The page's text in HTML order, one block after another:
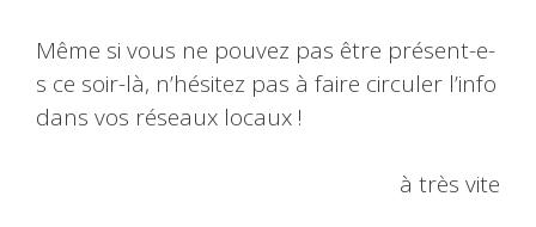
Même si vous ne pouvez pas être présent-e-
s ce soir-là, n’hésitez pas à faire circuler l’info
dans vos réseaux locaux !
à très vite